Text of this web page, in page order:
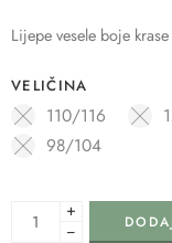
Lijepe vesele boje
VELIČINA
110/116
98/104
+
−